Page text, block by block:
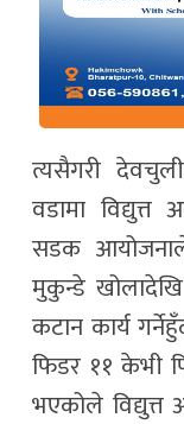
त्यसैगरी
वडामा
सडक
मुकुन्डे
कटान कार्य
फिडर ११ केभी
भएकोले